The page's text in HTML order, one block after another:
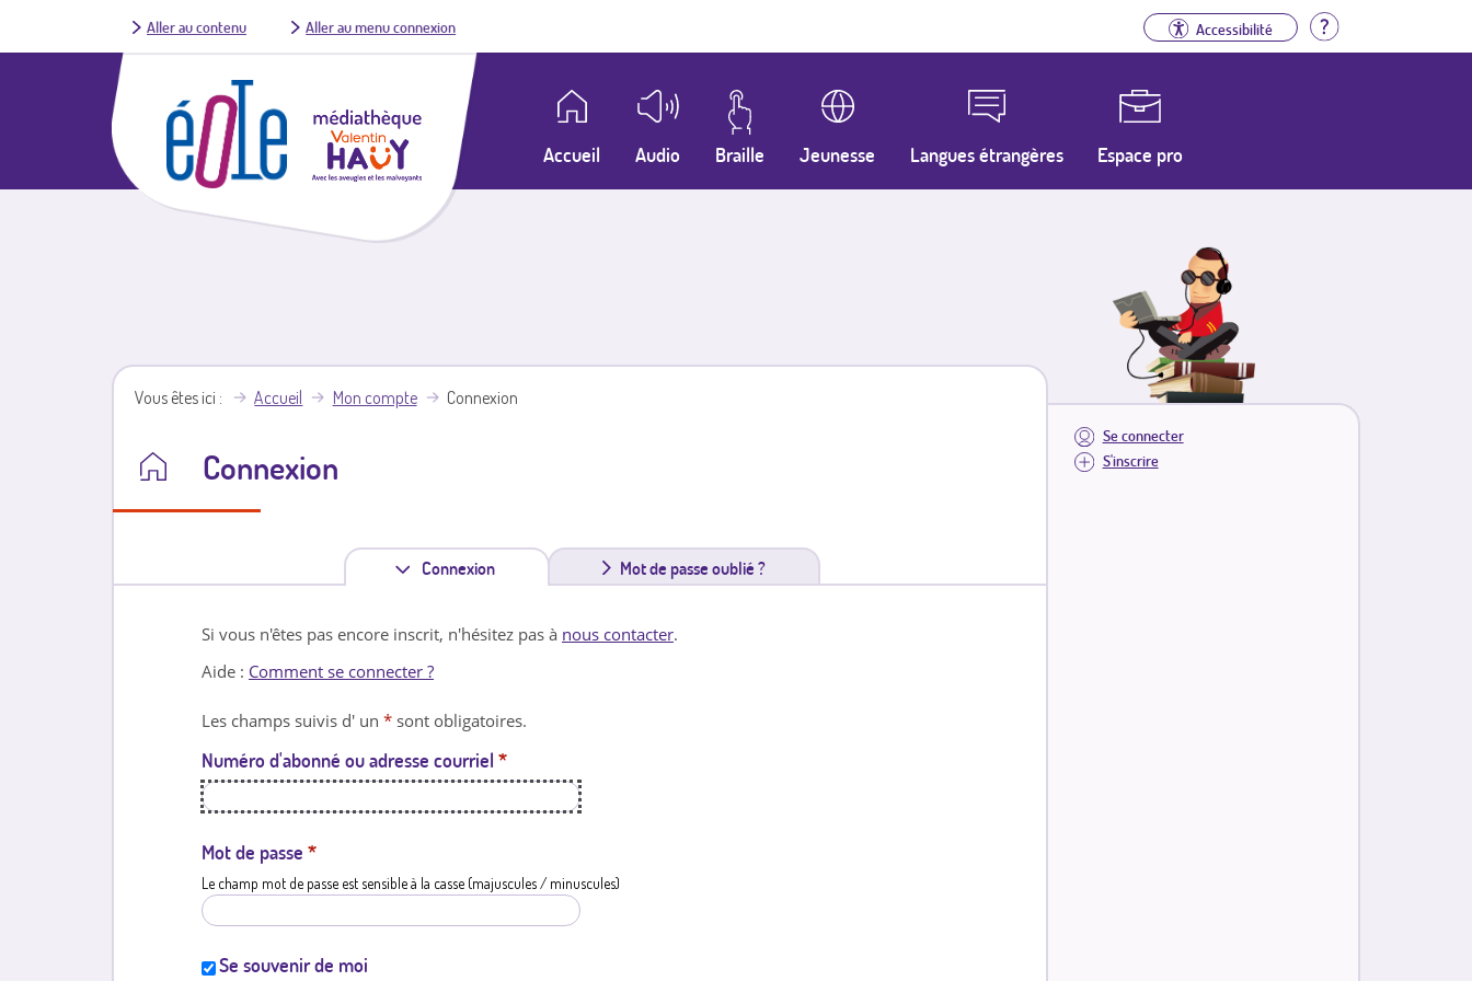
Aller au contenu Aller au menu connexion Accessibilité Aide
Accueil Audio Braille Jeunesse Langues étrangères Espace pro
Se connecter
S'inscrire
Vous êtes ici Accueil Mon compte Connexion
Connexion
Connexion
n
l
e
Mot de passe oublié ?
Si vous n'êtes pas encore inscrit, n'hésitez pas à nous contacter.
Aide : Comment se connecter ?
Les champs suivis d' un * sont obligatoires.
Numéro d'abonné ou adresse courriel *
Mot de passe *
Le champ mot de passe est sensible à la casse (majuscules / minuscules)
Se souvenir de moi